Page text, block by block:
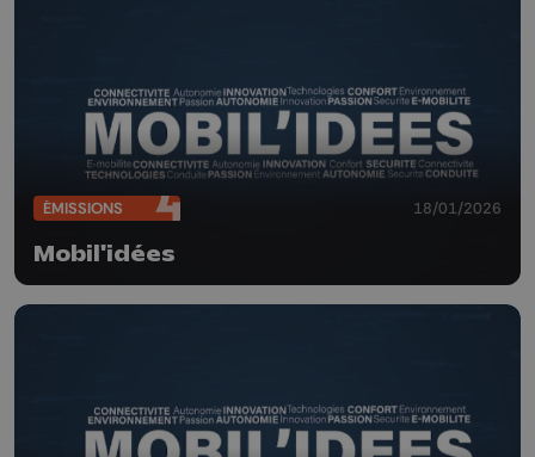
ÉMISSIONS 18/01/2026
Mobil'idées